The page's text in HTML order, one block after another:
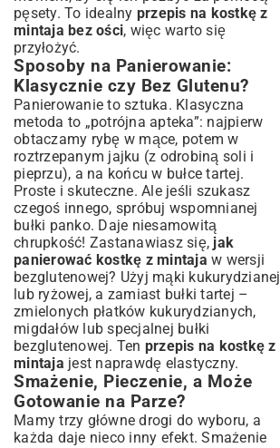
pęsety. To idealny przepis na kostkę z
mintaja bez ości, więc warto się
przyłożyć.
Sposoby na Panierowanie:
Klasycznie czy Bez Glutenu?
Panierowanie to sztuka. Klasyczna
metoda to „potrójna apteka”: najpierw
obtaczamy rybę w mące, potem w
roztrzepanym jajku (z odrobiną soli i
pieprzu), a na końcu w bułce tartej.
Proste i skuteczne. Ale jeśli szukasz
czegoś innego, spróbuj wspomnianej
bułki panko. Daje niesamowitą
chrupkość! Zastanawiasz się, jak
panierować kostkę z mintaja w wersji
bezglutenowej? Użyj mąki kukurydzianej
lub ryżowej, a zamiast bułki tartej –
zmielonych płatków kukurydzianych,
migdałów lub specjalnej bułki
bezglutenowej. Ten przepis na kostkę z
mintaja jest naprawdę elastyczny.
Smażenie, Pieczenie, a Może
Gotowanie na Parze?
Mamy trzy główne drogi do wyboru, a
każda daje nieco inny efekt. Smażenie